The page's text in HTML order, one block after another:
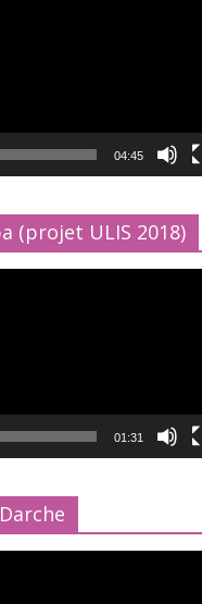
04:45
(projet ULIS 2018)
01:31